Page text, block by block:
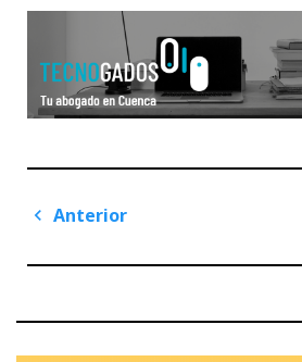
Navegación
entradas
Anterior